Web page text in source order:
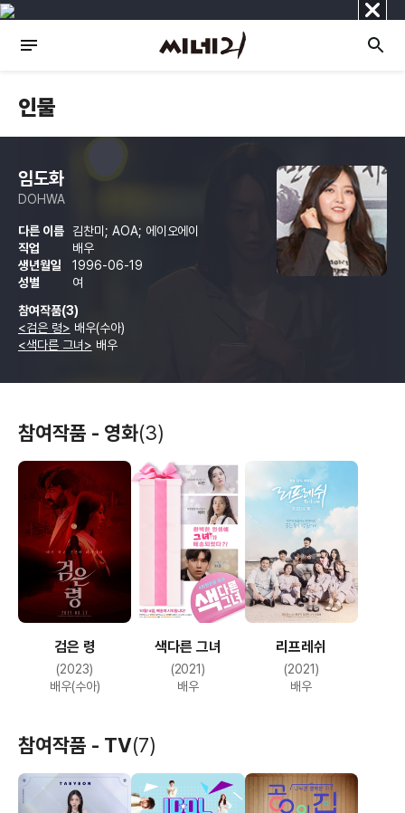
닫
기
인물
임도화
DOHWA
다른 이름
김찬미; AOA; 에이오에이
직업
배우
생년월일
1996-06-19
성별
여
참여작품(3)
<검은 령> 배우(수아)
<색다른 그녀> 배우
참여작품 - 영화(3)
검은 령
(2023)
배우(수아)
색다른 그녀
(2021)
배우
리프레쉬
(2021)
배우
참여작품 - TV(7)